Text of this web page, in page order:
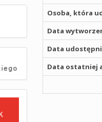
Osoba, która
Data
Data
Data ostatniej